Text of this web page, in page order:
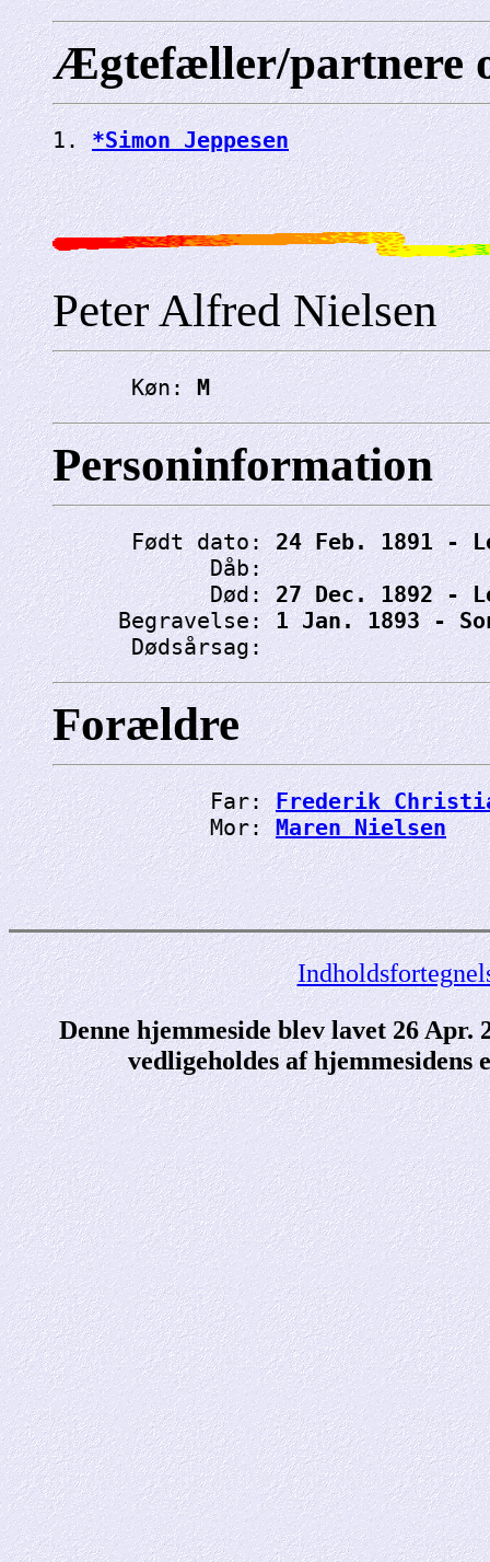
Ægtefæller/partnere
1. *Simon Jeppesen
Peter Alfred Nielsen
      Køn:
M
Personinformation
      Født dato:
24 Feb. 1891 -
            Dåb:
            Død:
27 Dec. 1892 -
     Begravelse:
1 Jan. 1893 -
      Dødsårsag:
Forældre
            Far:
Frederik
            Mor:
Maren Nielsen
Denne hjemmeside blev lavet 26 Apr.
vedligeholdes af hjemmesidens